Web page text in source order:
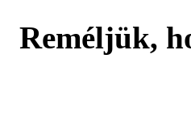
Reméljük,